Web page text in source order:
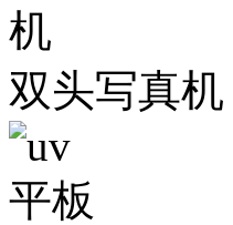
双头写真机